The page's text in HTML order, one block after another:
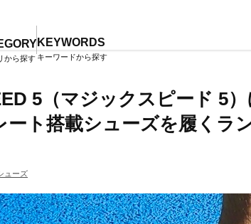
から探す
KEYWORDS
キーワードから探す
5（マジックスピード 5
ート搭載シューズを履くラ
ューズ